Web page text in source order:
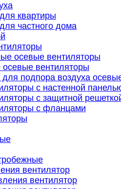
квартиры
частного дома
осевые вентиляторы
вентиляторы
подпора воздуха
с настенной
с защитной
с фланцами
вентилятор
вентилятор